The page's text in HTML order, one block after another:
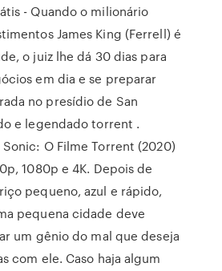
- Quando o milionário
James King (Ferrell) é
o juiz lhe dá 30 dias para
em dia e se preparar
no presídio de San
e legendado torrent .
O Filme Torrent (2020)
1080p e 4K. Depois de
pequeno, azul e rápido,
pequena cidade deve
um gênio do mal que deseja
com ele. Caso haja algum